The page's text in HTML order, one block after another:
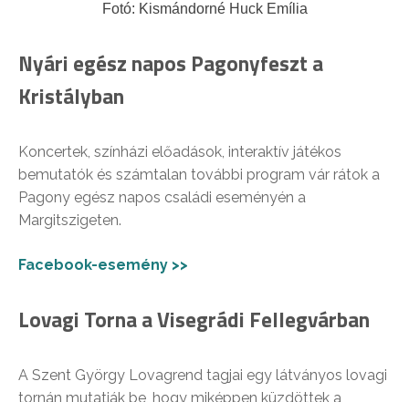
Fotó: Kismándorné Huck Emília
Nyári egész napos Pagonyfeszt a
Kristályban
Koncertek, színházi előadások, interaktív játékos
bemutatók és számtalan további program vár rátok a
Pagony egész napos családi eseményén a
Margitszigeten.
Facebook-esemény >>
Lovagi Torna a Visegrádi Fellegvárban
A Szent György Lovagrend tagjai egy látványos lovagi
tornán mutatják be, hogy miképpen küzdöttek a